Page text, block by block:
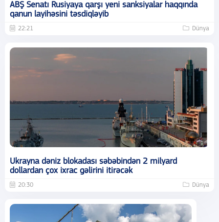
ABŞ Senatı Rusiyaya qarşı yeni sanksiyalar haqqında
qanun layihəsini təsdiqləyib
22:21 Dünya
Ukrayna dəniz blokadası səbəbindən 2 milyard
dollardan çox ixrac gəlirini itirəcək
20:30 Dünya